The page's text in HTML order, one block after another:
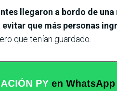
llegaron a bordo de
que más personas
que tenían guardado.